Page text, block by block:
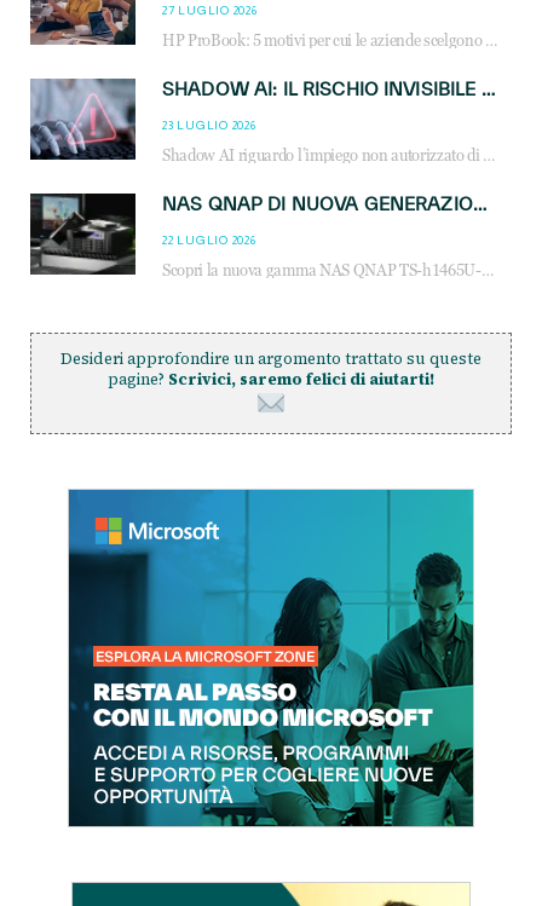
27 LUGLIO 2026
HP ProBook: 5 motivi per cui le aziende scelgono i notebook business HP per migliorare produttività, sicurezza e gestione dell’AI.
SHADOW AI: IL RISCHIO INVISIBILE CHE LE AZIENDE POSSONO GOVERNARE
23 LUGLIO 2026
Shadow AI riguardo l’impiego non autorizzato di sistemi AI all’interno dell’azienda. E’ una pratica che si diffonde a partire dai dipendenti fino ai dirigenti e mette a repentaglio la cybersecurity, con costi più elevati per le organizzazioni. Due recenti report illustrano il fenomeno e forniscono dati in merito
NAS QNAP DI NUOVA GENERAZIONE: PIÙ PRESTAZIONI, SCALABILITÀ E PROTEZIONE DEI DATI PER LE INFRASTRUTTURE IT MODERNE
22 LUGLIO 2026
Scopri la nuova gamma NAS QNAP TS-h1465U-RP, TS-h1065eU e TS-h665U: storage aziendale con ZFS, DDR5, E1.S NVMe e connettività 2.5GbE per backup, virtualizzazione e cybersecurity.
Desideri approfondire un argomento trattato su queste
pagine? Scrivici, saremo felici di aiutarti!